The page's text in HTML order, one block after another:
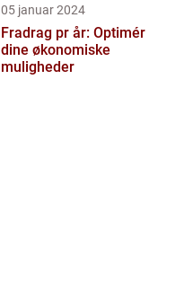
05 januar 2024
Fradrag pr år: Optimér
dine økonomiske
muligheder